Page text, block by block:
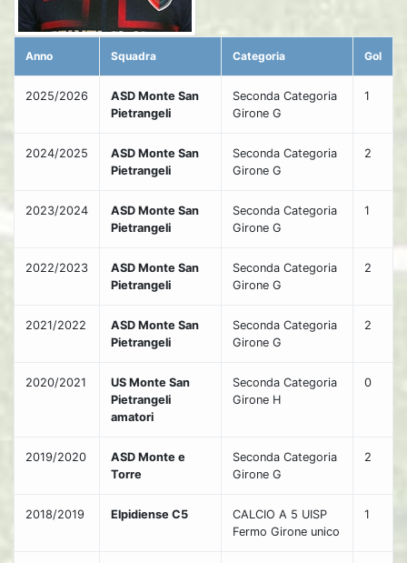
Anno Squadra Categoria Gol
2025/2026
ASD Monte San
Pietrangeli
Seconda Categoria
Girone G
1
2024/2025
ASD Monte San
Pietrangeli
Seconda Categoria
Girone G
2
2023/2024
ASD Monte San
Pietrangeli
Seconda Categoria
Girone G
1
2022/2023
ASD Monte San
Pietrangeli
Seconda Categoria
Girone G
2
2021/2022
ASD Monte San
Pietrangeli
Seconda Categoria
Girone G
2
2020/2021
US Monte San
Pietrangeli
amatori
Seconda Categoria
Girone H
0
2019/2020
ASD Monte e
Torre
Seconda Categoria
Girone G
2
2018/2019 Elpidiense C5
CALCIO A 5 UISP
Fermo Girone unico
1